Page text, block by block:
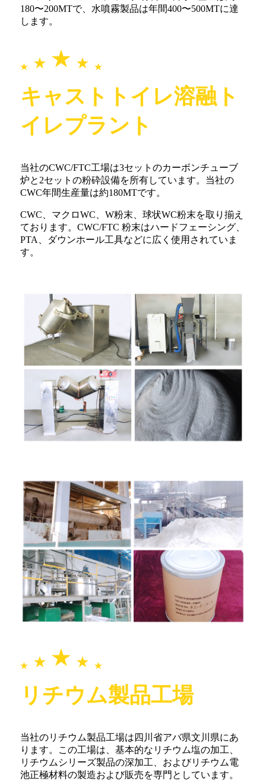
180〜200MTで、水噴霧製品は年間400〜500MTに達
します。
キャストトイレ溶融ト
イレプラント
当社のCWC/FTC工場は3セ​​ットのカーボンチューブ
炉と2セットの粉砕設備を所有しています。当社の
CWC年間生産量は約180MTです。
CWC、マクロWC、W粉末、球状WC粉末を取り揃え
ております。CWC/FTC 粉末はハードフェーシング、
PTA、ダウンホール工具などに広く使用されていま
す。
リチウム製品工場
当社のリチウム製品工場は四川省アバ県文川県にあ
ります。この工場は、基本的なリチウム塩の加工、
リチウムシリーズ製品の深加工、およびリチウム電
池正極材料の製造および販売を専門としています。